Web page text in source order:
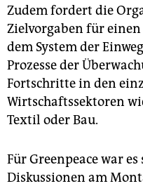
Zudem fordert die
Zielvorgaben für
dem System der
Prozesse der
Fortschritte in den
Wirtschaftssektoren
Textil oder Bau.
Für Greenpeace war
Diskussionen am